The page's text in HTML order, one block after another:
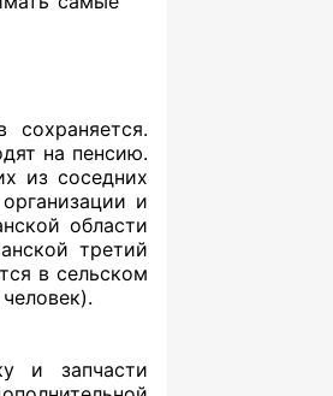
сохраняется.
на пенсию.
из соседних
и
области
третий
в сельском
и запчасти